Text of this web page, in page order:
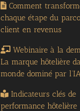
Comment
chaque étape du
client en revenus
Webinaire à la
La marque hôtelière
monde dominé par l’IA
Indicateurs clés de
performance hôtelière